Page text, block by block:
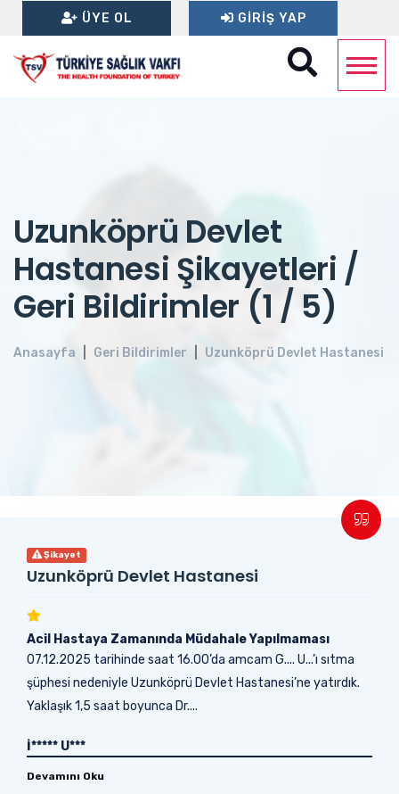
ÜYE OL GIRIŞ YAP
Uzunköprü Devlet
Hastanesi Şikayetleri /
Geri Bildirimler (1 / 5)
Anasayfa Geri Bildirimler Uzunköprü Devlet Hastanesi
Şikayet
Uzunköprü Devlet Hastanesi
Acil Hastaya Zamanında Müdahale Yapılmaması
07.12.2025 tarihinde saat 16.00’da amcam G.... U...’ı sıtma
şüphesi nedeniyle Uzunköprü Devlet Hastanesi’ne yatırdık.
Yaklaşık 1,5 saat boyunca Dr....
İ***** U***
Devamını Oku